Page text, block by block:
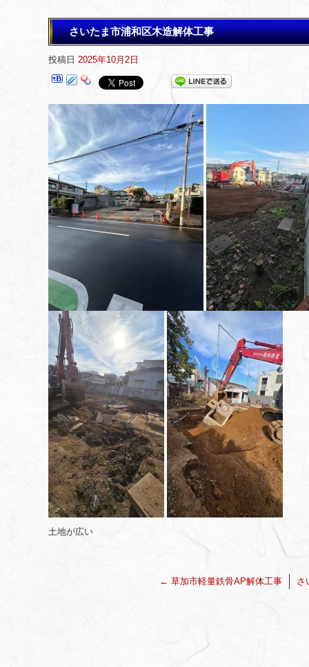
さいたま市浦和区木造解体工事
投稿日 2025年10月2日
土地が広い
← 草加市軽量鉄骨AP解体工事 さ